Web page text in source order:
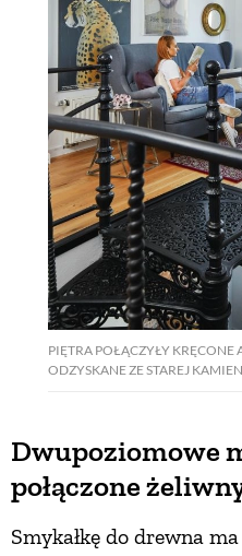
PIĘTRA POŁĄCZYŁY KRĘCONE
ODZYSKANE ZE STAREJ
Dwupoziomowe
połączone
Smykałkę do drewna